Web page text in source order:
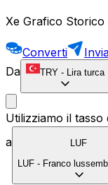
Xe Grafico Storico
Converti
Da
TRY - Lira turca
Utilizziamo il tasso
a
LUF
LUF - Franco